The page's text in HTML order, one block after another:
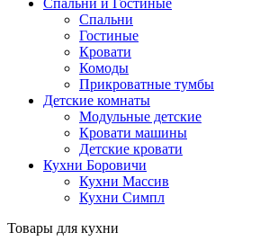
Спальни и Гостиные
Спальни
Гостиные
Кровати
Комоды
Прикроватные тумбы
Детские комнаты
Модульные детские
Кровати машины
Детские кровати
Кухни Боровичи
Кухни Массив
Кухни Симпл
Товары для кухни